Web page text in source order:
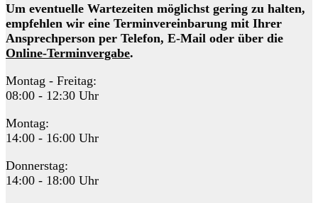
Um eventuelle Wartezeiten möglichst gering zu halten,
empfehlen wir eine Terminvereinbarung mit Ihrer
Ansprechperson per Telefon, E-Mail oder über die
Online-Terminvergabe.
Montag - Freitag:
08:00 - 12:30 Uhr
Montag:
14:00 - 16:00 Uhr
Donnerstag:
14:00 - 18:00 Uhr